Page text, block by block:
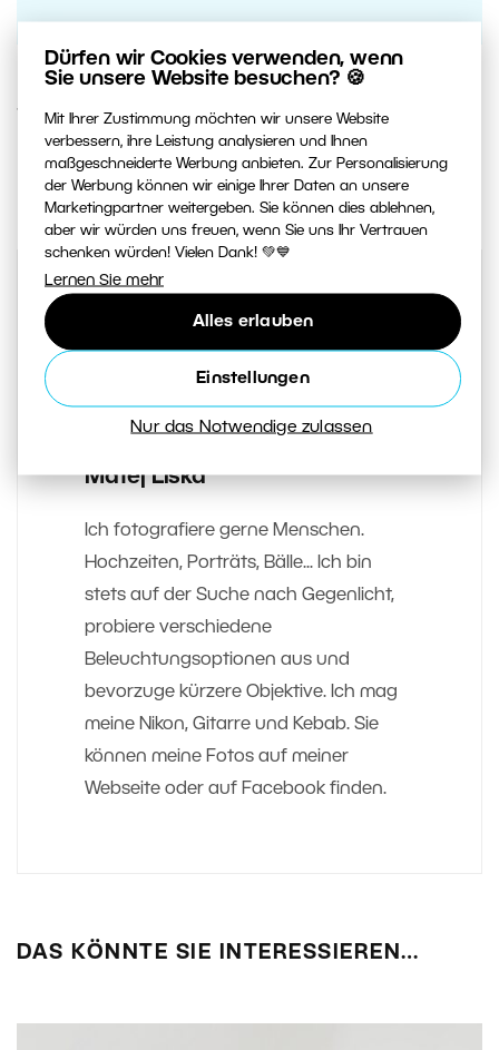
Dürfen wir Cookies verwenden, wenn
Sie unsere Website besuchen? 🍪
Mit Ihrer Zustimmung möchten wir unsere Website
verbessern, ihre Leistung analysieren und Ihnen
maßgeschneiderte Werbung anbieten. Zur Personalisierung
der Werbung können wir einige Ihrer Daten an unsere
Marketingpartner weitergeben. Sie können dies ablehnen,
aber wir würden uns freuen, wenn Sie uns Ihr Vertrauen
schenken würden! Vielen Dank! 💚💙
Lernen Sie mehr
Alles erlauben
Einstellungen
Nur das Notwendige zulassen
1. AUGUST 2019
1 Artikel teilen:
Matěj Liška
Ich fotografiere gerne Menschen.
Hochzeiten, Porträts, Bälle... Ich bin
stets auf der Suche nach Gegenlicht,
probiere verschiedene
Beleuchtungsoptionen aus und
bevorzuge kürzere Objektive. Ich mag
meine Nikon, Gitarre und Kebab. Sie
können meine Fotos auf meiner
Webseite oder auf Facebook finden.
DAS KÖNNTE SIE INTERESSIEREN…